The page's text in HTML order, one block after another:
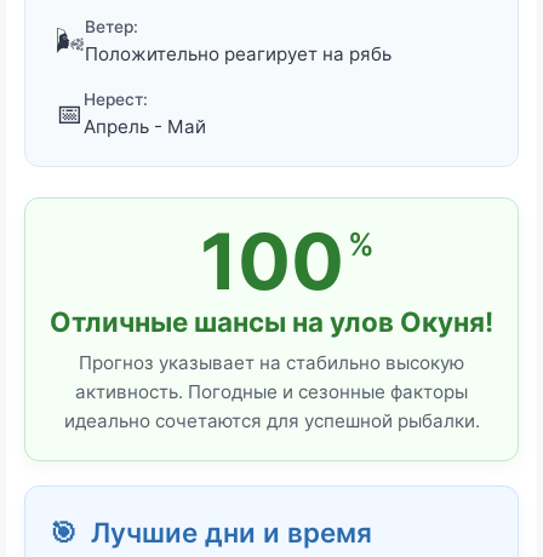
🌬️Ветер:
Положительно реагирует на рябь
📅 Нерест:
Апрель - Май
100 %
Отличные шансы на улов Окуня!
Прогноз указывает на стабильно высокую
активность. Погодные и сезонные факторы
идеально сочетаются для успешной рыбалки.
🎯 Лучшие дни и время